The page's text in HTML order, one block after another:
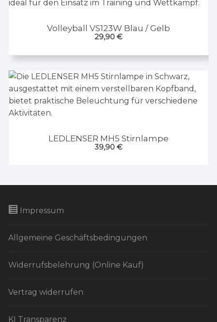
Volleyball VS123W Blau / Gelb
29,90 €
LEDLENSER MH5 Stirnlampe
39,90 €
Impressum
Allgemeine Geschäftsbedingungen
Widerrufsbelehrung (Online Kauf)
Vertrag widerrufen
KI Transparenz